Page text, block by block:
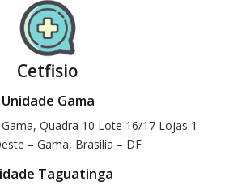
Cetfisio
Unidade Gama
Quadra 10 Lote 16/17 Lojas 1
– Gama, Brasília – DF
Taguatinga